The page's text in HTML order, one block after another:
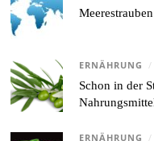
ERNÄHRUNG /
Schon in der
ERNÄHRUNG /